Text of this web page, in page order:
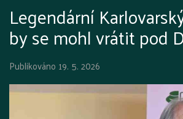
Legendární
by se mohl vrátit pod
Publikováno 19. 5. 2026